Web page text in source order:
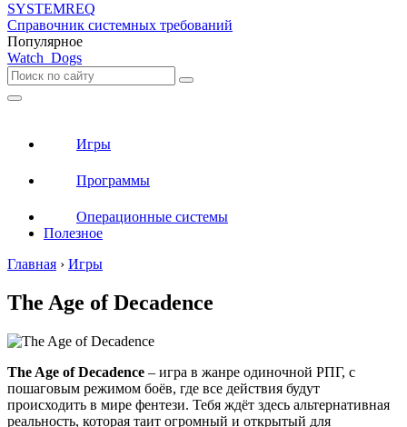
SYSTEMREQ
Справочник системных требований
Популярное
Watch_Dogs
Игры
Программы
Операционные системы
Полезное
Главная › Игры
The Age of Decadence
The Age of Decadence – игра в жанре одиночной РПГ, с
пошаговым режимом боёв, где все действия будут
происходить в мире фентези. Тебя ждёт здесь альтернативная
реальность, которая таит огромный и открытый для